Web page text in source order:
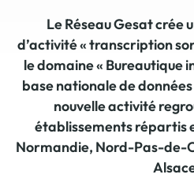
Le Réseau Gesat crée
d’activité « transcription
le domaine « Bureautique
base nationale de
nouvelle activité
établissements répartis
Normandie, Nord-Pas-de-